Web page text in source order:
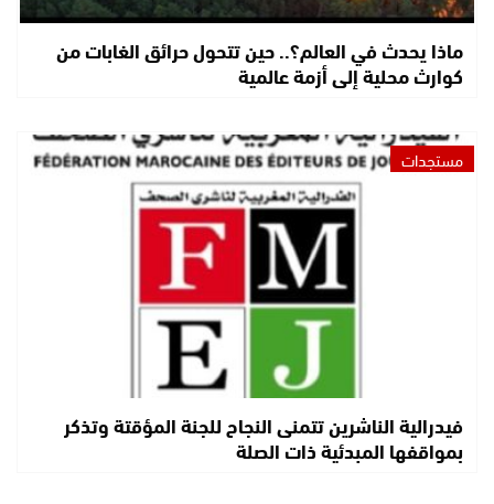
ماذا يحدث في العالم؟.. حين تتحول حرائق الغابات من
كوارث محلية إلى أزمة عالمية
مستجدات
فيدرالية الناشرين تتمنى النجاح للجنة المؤقتة وتذكر
بمواقفها المبدئية ذات الصلة